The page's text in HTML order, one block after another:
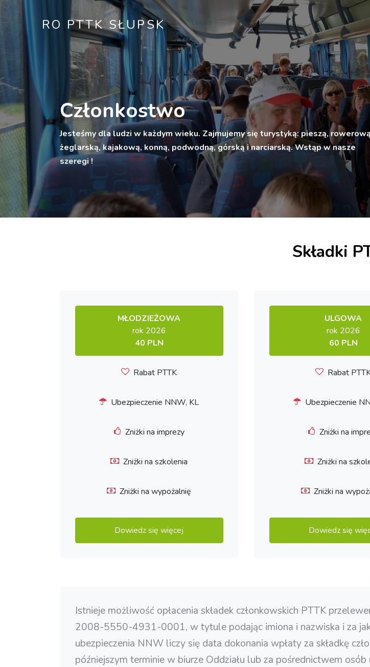
RO PTTK SŁUPSK
Członkostwo
Jesteśmy dla ludzi w każdym wieku. Zajmujemy się turystyką: pieszą,
żeglarską, kajakową, konną, podwodną, górską i narciarską. Wstąp w nasze
szeregi !
Składki
MŁODZIEŻOWA
rok 2026
40 PLN
Rabat PTTK
Ubezpieczenie NNW, KL
Zniżki na imprezy
Zniżki na szkolenia
Zniżki na wypożalnię
Dowiedz się więcej
ULGOWA
rok 2026
60 PLN
Rabat
Ubezpieczenie
Zniżki na
Zniżki na
Zniżki na
Dowiedz się
Istnieje możliwość opłacenia składek członkowskich PTTK
2008-5550-4931-0001, w tytule podając imiona i nazwiska i za
ubezpieczenia NNW liczy się data dokonania wpłaty za składkę
późniejszym terminie w biurze Oddziału lub za pośrednictwem osób